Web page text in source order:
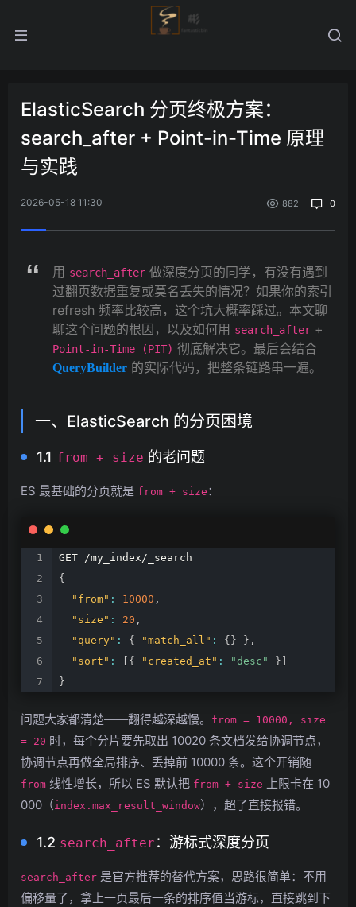
ElasticSearch 分页终极方案：
search_after + Point-in-Time 原理
与实践
2026-05-18 11:30 882 0
用 search_after 做深度分页的同学，有没有遇到
过翻页数据重复或莫名丢失的情况？如果你的索引
refresh 频率比较高，这个坑大概率踩过。本文聊
聊这个问题的根因，以及如何用 search_after +
Point-in-Time (PIT) 彻底解决它。最后会结合
QueryBuilder 的实际代码，把整条链路串一遍。
一、ElasticSearch 的分页困境
1.1 from + size 的老问题
ES 最基础的分页就是 from + size ：
GET /my_index/_search
{
"from" : 10000 ,
"size" : 20 ,
"query" : { "match_all" : { } } ,
"sort" : { "created_at" : "desc" }
}
问题大家都清楚——翻得越深越慢。
from = 10000, size
= 20 时，每个分片要先取出 10020 条文档发给协调节点，
协调节点再做全局排序、丢掉前 10000 条。这个开销随
from 线性增长，所以 ES 默认把 from + size
上限卡在 10
000（index.max_result_window），超了直接报错。
1.2 search_after ：游标式深度分页
search_after 是官方推荐的替代方案，思路很简单：不用
偏移量了，拿上一页最后一条的排序值当游标，直接跳到下